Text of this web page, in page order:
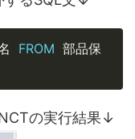
FROM 部品保Copy
の実行結果↓